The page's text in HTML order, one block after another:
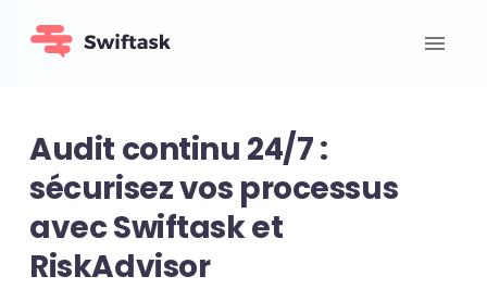
Audit continu 24/7 :
sécurisez vos processus
avec Swiftask et
RiskAdvisor